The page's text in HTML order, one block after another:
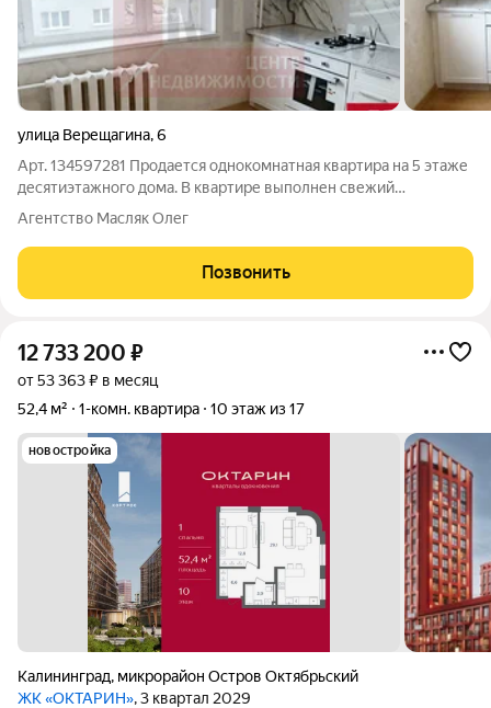
улица Верещагина,6
Арт. 134597281 Продается однокомнатная квартира на 5 этаже
десятиэтажного дома. В квартире выполнен свежий
косметическим ремонтом: установлены пластиковые окна,
освобождена. Квартира расположена в
Агентство Масляк Олег
Позвонить
12 733 200 ₽
от 53 363 ₽ в месяц
52,4 м²
1-комн. квартира 10 этаж из 17
новостройка
Калининград, микрорайон Остров Октябрьский
ЖК «ОКТАРИН», 3 квартал 2029